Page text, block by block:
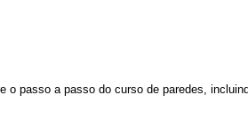
o passo a passo do curso de paredes,